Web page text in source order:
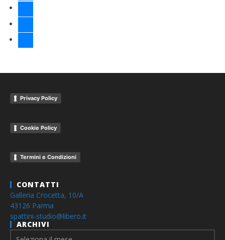
Privacy Policy
Cookie Policy
Termini e Condizioni
CONTATTI
Galleria Crocetta, 10/A
43126 Parma
spattini-studio@libero.it
ARCHIVI
Archivi